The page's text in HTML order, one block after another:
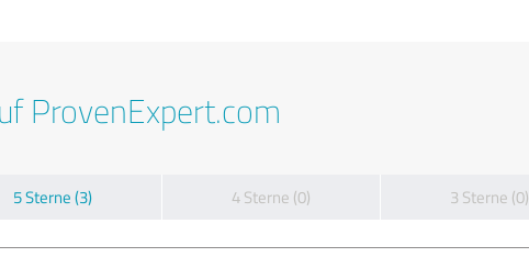
ProvenExpert.com
5 Sterne (3) 4 Sterne (0) 3 Sterne (0)